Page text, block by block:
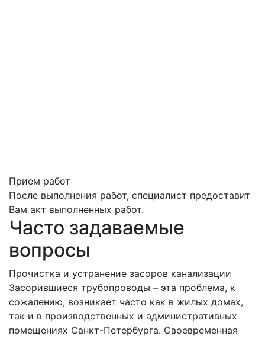
Прием работ
После выполнения работ, специалист предоставит
Вам акт выполненных работ.
Часто задаваемые
вопросы
Прочистка и устранение засоров канализации
Засорившиеся трубопроводы – эта проблема, к
сожалению, возникает часто как в жилых домах,
так и в производственных и административных
помещениях Санкт-Петербурга. Своевременная